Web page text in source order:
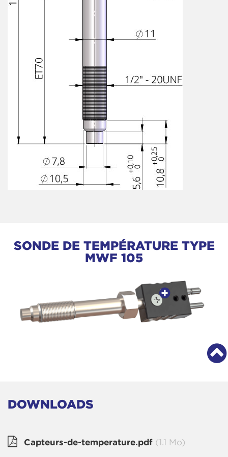
SONDE DE TEMPÉRATURE TYPE
MWF 105
DOWNLOADS
Capteurs-de-temperature.pdf (1.1 Mo)